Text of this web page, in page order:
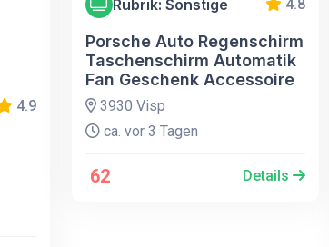
4.9
Rubrik: Sonstige 4.8
Porsche Auto Regenschirm
Taschenschirm Automatik
Fan Geschenk Accessoire
3930 Visp
ca. vor 3 Tagen
62 Details